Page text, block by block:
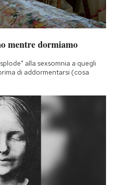
mentre dormiamo
alla sexsomnia a quegli
di addormentarsi (cosa